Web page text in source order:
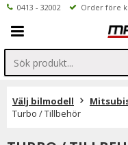
0413 - 32002 Order före
Välj bilmodell
Turbo / Tillbehör